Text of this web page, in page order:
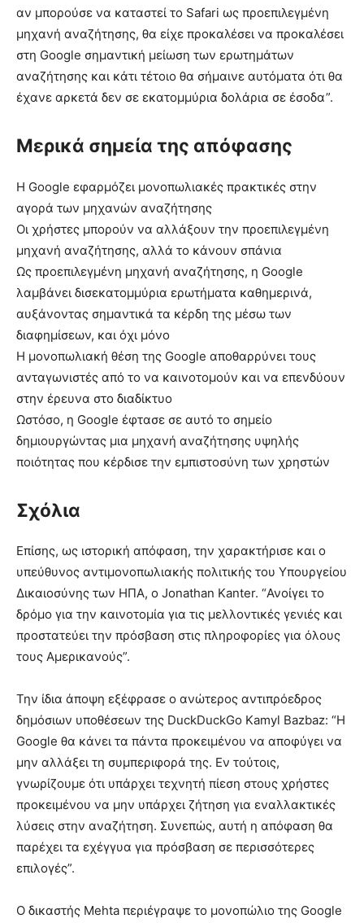
αν μπορούσε να καταστεί το Safari ως προεπιλεγμένη
μηχανή αναζήτησης, θα είχε προκαλέσει να προκαλέσει
στη Google σημαντική μείωση των ερωτημάτων
αναζήτησης και κάτι τέτοιο θα σήμαινε αυτόματα ότι θα
έχανε αρκετά δεν σε εκατομμύρια δολάρια σε έσοδα”.
Μερικά σημεία της απόφασης
Η Google εφαρμόζει μονοπωλιακές πρακτικές στην
αγορά των μηχανών αναζήτησης
Οι χρήστες μπορούν να αλλάξουν την προεπιλεγμένη
μηχανή αναζήτησης, αλλά το κάνουν σπάνια
Ως προεπιλεγμένη μηχανή αναζήτησης, η Google
λαμβάνει δισεκατομμύρια ερωτήματα καθημερινά,
αυξάνοντας σημαντικά τα κέρδη της μέσω των
διαφημίσεων, και όχι μόνο
Η μονοπωλιακή θέση της Google αποθαρρύνει τους
ανταγωνιστές από το να καινοτομούν και να επενδύουν
στην έρευνα στο διαδίκτυο
Ωστόσο, η Google έφτασε σε αυτό το σημείο
δημιουργώντας μια μηχανή αναζήτησης υψηλής
ποιότητας που κέρδισε την εμπιστοσύνη των χρηστών
Σχόλια
Επίσης, ως ιστορική απόφαση, την χαρακτήρισε και ο
υπεύθυνος αντιμονοπωλιακής πολιτικής του Υπουργείου
Δικαιοσύνης των ΗΠΑ, ο Jonathan Kanter. “Ανοίγει το
δρόμο για την καινοτομία για τις μελλοντικές γενιές και
προστατεύει την πρόσβαση στις πληροφορίες για όλους
τους Αμερικανούς”.
Την ίδια άποψη εξέφρασε ο ανώτερος αντιπρόεδρος
δημόσιων υποθέσεων της DuckDuckGo Kamyl Bazbaz: “Η
Google θα κάνει τα πάντα προκειμένου να αποφύγει να
μην αλλάξει τη συμπεριφορά της. Εν τούτοις,
γνωρίζουμε ότι υπάρχει τεχνητή πίεση στους χρήστες
προκειμένου να μην υπάρχει ζήτηση για εναλλακτικές
λύσεις στην αναζήτηση. Συνεπώς, αυτή η απόφαση θα
παρέχει τα εχέγγυα για πρόσβαση σε περισσότερες
επιλογές”.
Ο δικαστής Mehta περιέγραψε το μονοπώλιο της Google